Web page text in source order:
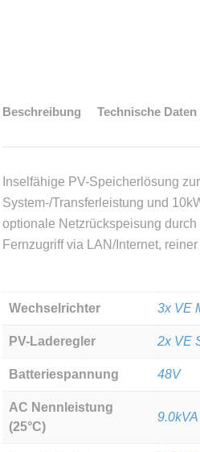
Beschreibung Technische Daten
Inselfähige PV-Speicherlösung
System-/Transferleistung und
optionale Netzrückspeisung
Fernzugriff via LAN/Internet,
Wechselrichter 3x VE
PV-Laderegler 2x VE
Batteriespannung 48V
AC Nennleistung
(25°C)